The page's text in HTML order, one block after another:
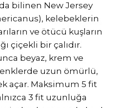
bilinen New Jersey
kelebeklerin
ve ötücü kuşların
çiçekli bir çalıdır.
beyaz, krem ​​ve
uzun ömürlü,
açar. Maksimum 5 fit
3 fit uzunluğa